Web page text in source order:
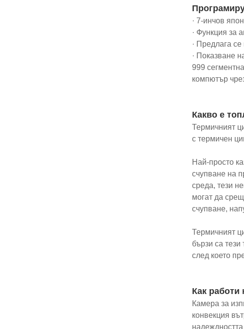
· 7-инчов
· Функция за
· Предлага
· Показване
999
компютър
Какво е
Термичният
с термичен
Най-просто
счупване на
среда, тези
могат да
счупване,
Термичният
бързи са
след което
Как работи
Камера за
конвекция